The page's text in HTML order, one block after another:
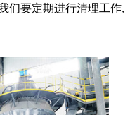
们要定期进行清理工作,